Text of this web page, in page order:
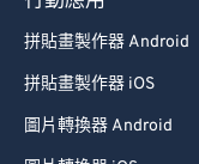
拼貼畫製作器 Android
拼貼畫製作器 iOS
圖片轉換器 Android